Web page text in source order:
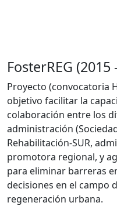
FosterREG (2015
Proyecto (convocatoria
objetivo facilitar la
colaboración entre los
administración
Rehabilitación-SUR,
promotora regional, y
para eliminar barreras
decisiones en el campo
regeneración urbana.